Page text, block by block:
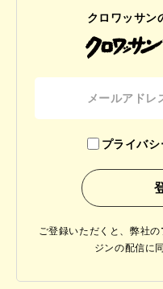
クロワッサン
プライバ
ご登録いただくと、弊社の
ジンの配信に